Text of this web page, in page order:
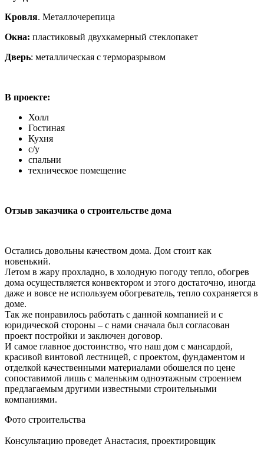
Кровля. Металлочерепица
Окна: пластиковый двухкамерный стеклопакет
Дверь: металлическая с терморазрывом
В проекте:
Холл
Гостиная
Кухня
с/у
спальни
техническое помещение
Отзыв заказчика о строительстве дома
Остались довольны качеством дома. Дом стоит как
новенький.
Летом в жару прохладно, в холодную погоду тепло, обогрев
дома осуществляется конвектором и этого достаточно, иногда
даже и вовсе не используем обогреватель, тепло сохраняется в
доме.
Так же понравилось работать с данной компанией и с
юридической стороны – с нами сначала был согласован
проект постройки и заключен договор.
И самое главное достоинство, что наш дом с мансардой,
красивой винтовой лестницей, с проектом, фундаментом и
отделкой качественными материалами обошелся по цене
сопоставимой лишь с маленьким одноэтажным строением
предлагаемым другими известными строительными
компаниями.
Фото строительства
Консультацию проведет Анастасия, проектировщик